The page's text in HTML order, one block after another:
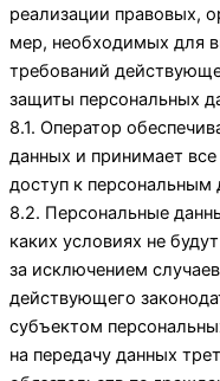
реализации правовых,
мер, необходимых для
требований
защиты персональных
8.1. Оператор
данных и принимает
доступ к
8.2. Персональные
каких условиях не
за исключением
действующего
субъектом
на передачу данных